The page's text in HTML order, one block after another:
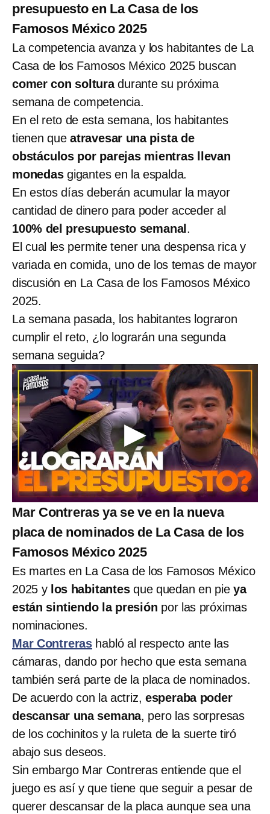
presupuesto en La Casa de los
Famosos México 2025
La competencia avanza y los habitantes de La
Casa de los Famosos México 2025 buscan
comer con solturadurante su próxima
semana de competencia.
En el reto de esta semana, los habitantes
tienen queatravesar una pista de
obstáculos por parejas mientras llevan
monedasgigantes en la espalda.
En estos días deberán acumular la mayor
cantidad de dinero para poder acceder al
100% del presupuesto semanal.
El cual les permite tener una despensa rica y
variada en comida, uno de los temas de mayor
discusión en La Casa de los Famosos México
2025.
La semana pasada, los habitantes lograron
cumplir el reto, ¿lo lograrán una segunda
semana seguida?
Mar Contreras ya se ve en la nueva
placa de nominados de La Casa de los
Famosos México 2025
Es martes en La Casa de los Famosos México
2025 y los habitantesque quedan en pie ya
están sintiendo la presión por las próximas
nominaciones.
Mar Contreras habló al respecto ante las
cámaras, dando por hecho que esta semana
también será parte de la placa de nominados.
De acuerdo con la actriz, esperaba poder
descansar una semana, pero las sorpresas
de los cochinitos y la ruleta de la suerte tiró
abajo sus deseos.
Sin embargo Mar Contreras entiende que el
juego es así y que tiene que seguir a pesar de
querer descansar de la placa aunque sea una